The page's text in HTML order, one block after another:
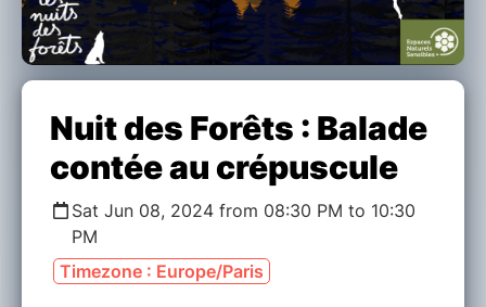
Nuit des Forêts : Balade
contée au crépuscule
Sat Jun 08, 2024 from 08:30 PM to 10:30
PM
Timezone : Europe/Paris